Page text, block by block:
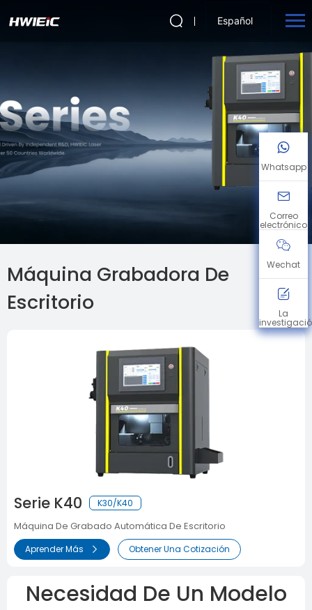
Español
Máquina Grabadora De
Escritorio
Serie K40 K30/K40
Máquina De Grabado Automática De Escritorio
Aprender Más Obtener Una Cotización
Necesidad De Un Modelo
Whatsapp
Correo
electrónico
Wechat
La